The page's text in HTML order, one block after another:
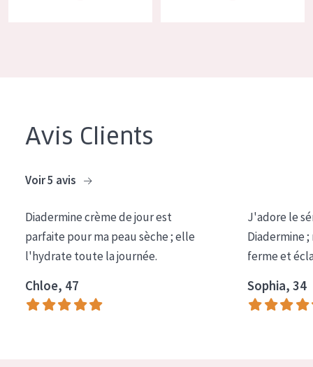
Peau normale à sèche
Peau mixte ou grasse
Peau ménopausée
ÂGE :
Tous âges
Avis Clients
Voir 5 avis
Diadermine crème de jour est
parfaite pour ma peau sèche ; elle
l'hydrate toute la journée.
Chloe, 47
J'adore le
Diadermine
ferme et
Sophia, 34